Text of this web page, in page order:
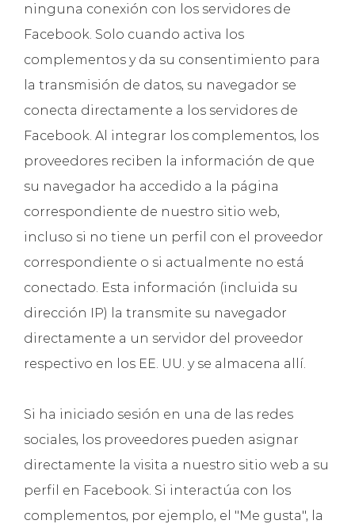
ninguna conexión con los servidores de
Facebook. Solo cuando activa los
complementos y da su consentimiento para
la transmisión de datos, su navegador se
conecta directamente a los servidores de
Facebook. Al integrar los complementos, los
proveedores reciben la información de que
su navegador ha accedido a la página
correspondiente de nuestro sitio web,
incluso si no tiene un perfil con el proveedor
correspondiente o si actualmente no está
conectado. Esta información (incluida su
dirección IP) la transmite su navegador
directamente a un servidor del proveedor
respectivo en los EE. UU. y se almacena allí.
Si ha iniciado sesión en una de las redes
sociales, los proveedores pueden asignar
directamente la visita a nuestro sitio web a su
perfil en Facebook. Si interactúa con los
complementos, por ejemplo, el "Me gusta", la